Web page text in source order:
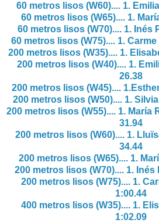
60 metros lisos (W60).... 1.
60 metros lisos (W65).... 1.
60 metros lisos (W70).... 1. Inés
60 metros lisos (W75).... 1. Carme
200 metros lisos (W35).... 1.
200 metros lisos (W40).... 1.
26.38
200 metros lisos (W45).... 1.
200 metros lisos (W50).... 1.
200 metros lisos (W55).... 1. María
31.94
200 metros lisos (W60).... 1.
34.44
200 metros lisos (W65).... 1.
200 metros lisos (W70).... 1. Inés
200 metros lisos (W75).... 1.
1:00.44
400 metros lisos (W35).... 1.
1:02.09